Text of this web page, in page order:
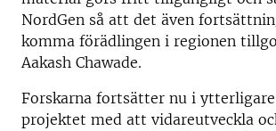
NordGen så att det även
komma förädlingen i regionen
Aakash Chawade.
Forskarna fortsätter nu i
projektet med att vidareutveckla